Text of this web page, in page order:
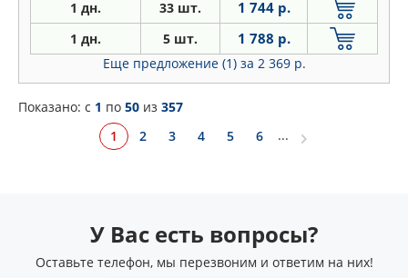
1 дн. 33 шт. 1 744 р.
1 дн. 5 шт. 1 788 р.
Еще предложение (1) за 2 369 р.
Показано: c 1 по 50 из 357
1
2 3 4 5 6 ...
У Вас есть вопросы?
Оставьте телефон, мы перезвоним и ответим на них!